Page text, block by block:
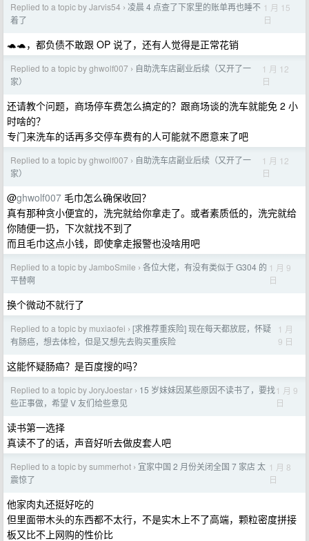
Replied to a topic by Jarvis54 › 凌晨 4 点查了下家里的账单再也睡不
着了
1 月 15
日
🐢🐢，都负债不敢跟 OP 说了，还有人觉得是正常花销
Replied to a topic by ghwolf007 › 自助洗车店副业后续（又开了一
家）
1 月 12
日
还请教个问题，商场停车费怎么搞定的？跟商场谈的洗车就能免 2 小
时啥的？
专门来洗车的话再多交停车费有的人可能就不愿意来了吧
Replied to a topic by ghwolf007 › 自助洗车店副业后续（又开了一
家）
1 月 12
日
@ghwolf007 毛巾怎么确保收回？
真有那种贪小便宜的，洗完就给你拿走了。或者素质低的，洗完就给
你随便一扔，下次就找不到了
而且毛巾这点小钱，即使拿走报警也没啥用吧
Replied to a topic by JamboSmile › 各位大佬，有没有类似于 G304 的
平替啊
1 月 9
日
换个微动不就行了
Replied to a topic by muxiaofei › [求推荐重疾险] 现在每天都放屁，怀疑
有肠癌，想去体检，但是又想先去购买重疾险
1 月
9 日
这能怀疑肠癌？是百度搜的吗？
Replied to a topic by JoryJoestar › 15 岁妹妹因某些原因不读书了，要找
些正事做，希望 V 友们给些意见
1 月 9
日
读书第一选择
真读不了的话，声音好听去做皮套人吧
Replied to a topic by summerhot › 宜家中国 2 月份关闭全国 7 家店 太
震惊了
1 月 8
日
他家肉丸还挺好吃的
但里面带木头的东西都不太行，不是实木上不了高端，颗粒密度拼接
板又比不上网购的性价比